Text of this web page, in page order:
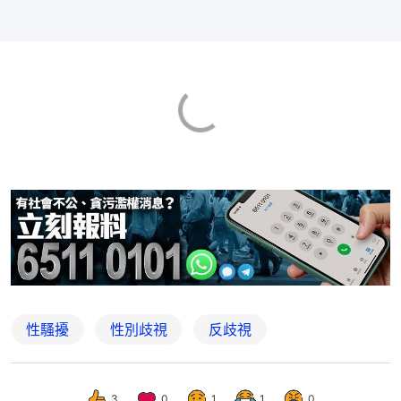
性騷擾 性別歧視 反歧視